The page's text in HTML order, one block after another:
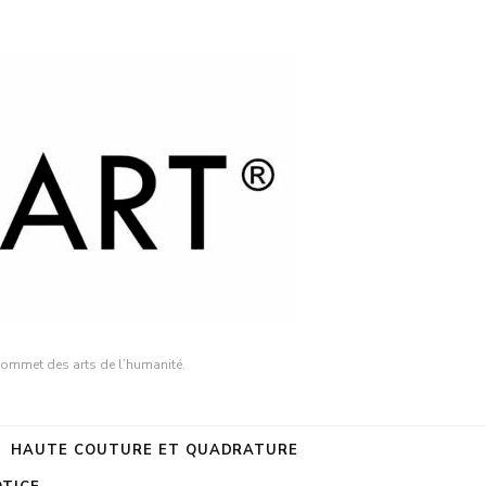
des arts de l’humanité.
HAUTE COUTURE ET QUADRATURE